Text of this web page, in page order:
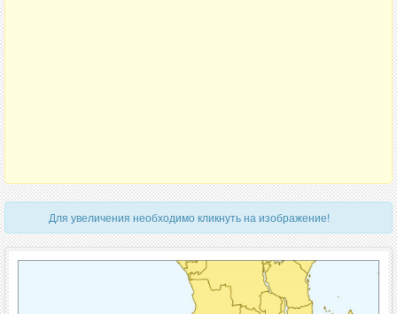
Для увеличения необходимо кликнуть на изображение!